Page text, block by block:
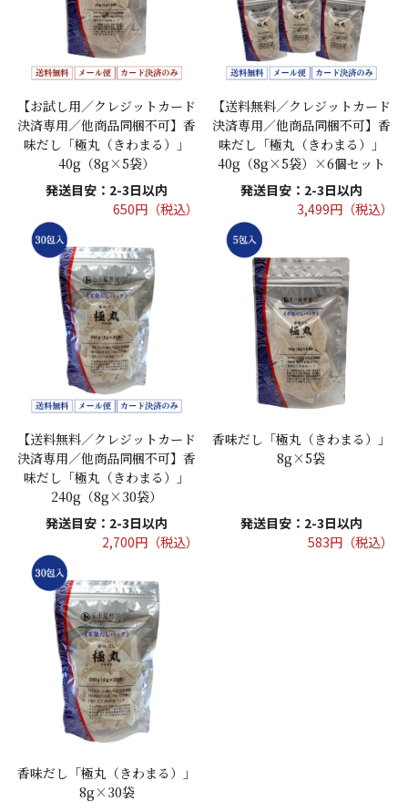
【お試し用／クレジットカード
決済専用／他商品同梱不可】香
味だし「極丸（きわまる）」
40g（8g×5袋）
発送目安：2-3日以内
650円（税込）
【送料無料／クレジットカード
決済専用／他商品同梱不可】香
味だし「極丸（きわまる）」
40g（8g×5袋）×6個セット
発送目安：2-3日以内
3,499円（税込）
【送料無料／クレジットカード
決済専用／他商品同梱不可】香
味だし「極丸（きわまる）」
240g（8g×30袋）
発送目安：2-3日以内
2,700円（税込）
香味だし「極丸（きわまる）」
8g×5袋
発送目安：2-3日以内
583円（税込）
香味だし「極丸（きわまる）」
8g×30袋